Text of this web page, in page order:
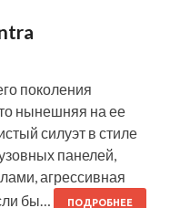
поколения
нынешняя на ее
силуэт в стиле
панелей,
агрессивная
бы…
ПОДРОБНЕЕ